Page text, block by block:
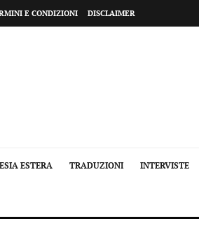
E CONDIZIONI DISCLAIMER
ESTERA TRADUZIONI INTERVISTE